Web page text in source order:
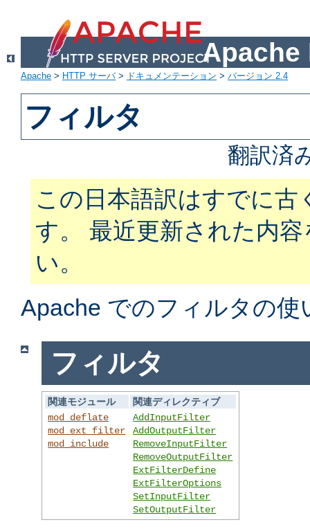
Apache
Apache > HTTP サーバ> ドキュメンテーション > バージョン 2.4
フィルタ
翻訳済
この日本語訳はすでに
す。 最近更新された内
い。
Apache でのフィルタの
フィルタ
関連モジュール
関連ディレクティブ
mod_deflate
mod_ext_filter
mod_include
AddInputFilter
AddOutputFilter
RemoveInputFilter
RemoveOutputFilter
ExtFilterDefine
ExtFilterOptions
SetInputFilter
SetOutputFilter